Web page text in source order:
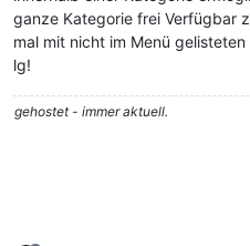
ganze Kategorie frei Verfügbar
mal mit nicht im Menü
lg!
gehostet - immer aktuell.